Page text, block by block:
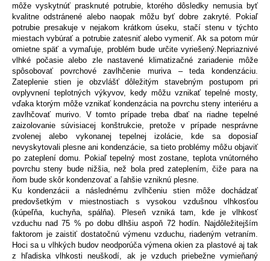
môže vyskytnúť prasknuté potrubie, ktorého dôsledky nemusia byť
kvalitne odstránené alebo naopak môžu byť dobre zakryté. Pokiaľ
potrubie presakuje v nejakom krátkom úseku, stačí stenu v týchto
miestach vybúrať a potrubie zatesniť alebo vymeniť. Ak sa potom múr
omietne späť a vymaľuje, problém bude určite vyriešený.Nepriaznivé
vlhké počasie alebo zle nastavené klimatizačné zariadenie môže
spôsobovať povrchové zavlhčenie muriva – teda kondenzáciu.
Zateplenie stien je obzvlášť dôležitým stavebným postupom pri
ovplyvnení teplotných výkyvov, kedy môžu vznikať tepelné mosty,
vďaka ktorým môže vznikať kondenzácia na povrchu steny interiéru a
zavlhčovať murivo. V tomto prípade treba dbať na riadne tepelné
zaizolovanie súvisiacej konštrukcie, pretože v prípade nesprávne
zvolenej alebo vykonanej tepelnej izolácie, kde sa doposiaľ
nevyskytovali plesne ani kondenzácie, sa tieto problémy môžu objaviť
po zateplení domu. Pokiaľ tepelný most zostane, teplota vnútorného
povrchu steny bude nižšia, než bola pred zateplením, čiže para na
ňom bude skôr kondenzovať a ľahšie vzniknú plesne.
Ku kondenzácii a následnému zvlhčeniu stien môže dochádzať
predovšetkým v miestnostiach s vysokou vzdušnou vlhkosťou
(kúpeľňa, kuchyňa, spálňa). Pleseň vzniká tam, kde je vlhkosť
vzduchu nad 75 % po dobu dlhšiu aspoň 72 hodín. Najdôležitejším
faktorom je zaistiť dostatočnú výmenu vzduchu, riadeným vetraním.
Hoci sa u vlhkých budov neodporúča výmena okien za plastové aj tak
z hľadiska vlhkosti neuškodí, ak je vzduch priebežne vymieňaný